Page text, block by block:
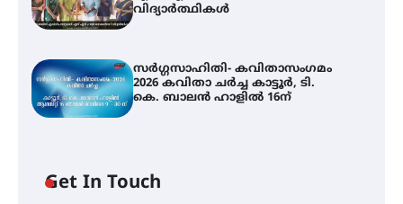
വിദ്യാർത്ഥികൾ
സർഗ്ഗസാഹിതി- കവിതാസംഗമം
2026 കവിതാ ചർച്ച കാട്ടൂർ, ടി.
കെ. ബാലൻ ഹാളിൽ 16ന്
Get In Touch